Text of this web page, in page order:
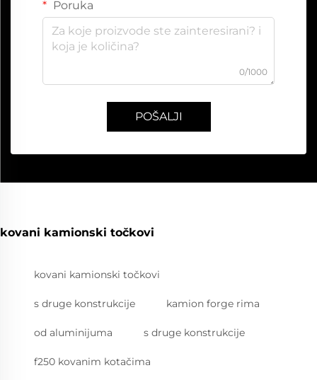
Poruka
0/1000
POŠALJI
kovani kamionski točkovi
kovani kamionski točkovi
s druge konstrukcije kamion forge rima
od aluminijuma s druge konstrukcije
f250 kovanim kotačima